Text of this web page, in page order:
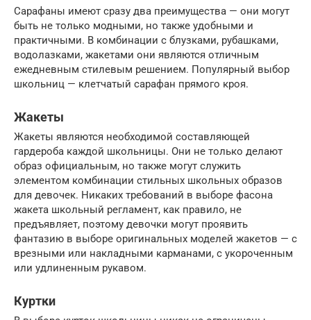
Сарафаны имеют сразу два преимущества — они могут
быть не только модными, но также удобными и
практичными. В комбинации с блузками, рубашками,
водолазками, жакетами они являются отличным
ежедневным стилевым решением. Популярный выбор
школьниц — клетчатый сарафан прямого кроя.
Жакеты
Жакеты являются необходимой составляющей
гардероба каждой школьницы. Они не только делают
образ официальным, но также могут служить
элементом комбинации стильных школьных образов
для девочек. Никаких требований в выборе фасона
жакета школьный регламент, как правило, не
предъявляет, поэтому девочки могут проявить
фантазию в выборе оригинальных моделей жакетов — с
врезными или накладными карманами, с укороченным
или удлиненным рукавом.
Куртки